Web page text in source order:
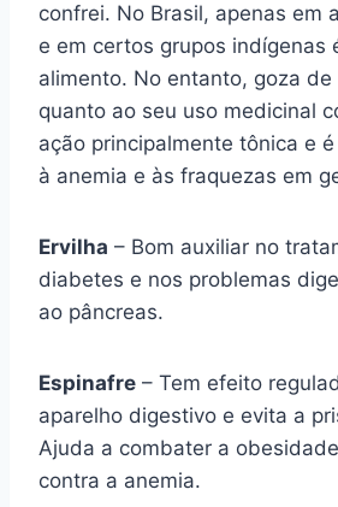
confrei. No Brasil, apenas em
e em certos grupos indígenas
alimento. No entanto, goza
quanto ao seu uso medicinal
ação principalmente tônica e
à anemia e às fraquezas em
Ervilha – Bom auxiliar no
diabetes e nos problemas
ao pâncreas.
Espinafre – Tem efeito
aparelho digestivo e evita a
Ajuda a combater a
contra a anemia.